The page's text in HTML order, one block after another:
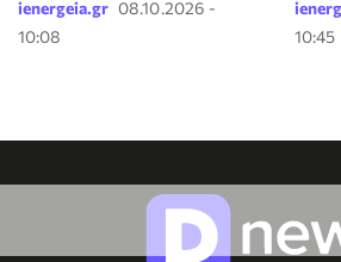
ienergeia.gr 08.10.2026 -
10:08
10:45